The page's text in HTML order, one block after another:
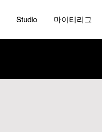
Studio 마이티리그